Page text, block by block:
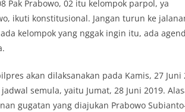
Pak Prabowo, 02 itu kelompok parpol, ya
ikuti konstitusional. Jangan turun ke
kelompok yang nggak ingin itu, ada
akan dilaksanakan pada Kamis, 27 Juni
semula, yaitu Jumat, 28 Juni 2019.
gugatan yang diajukan Prabowo